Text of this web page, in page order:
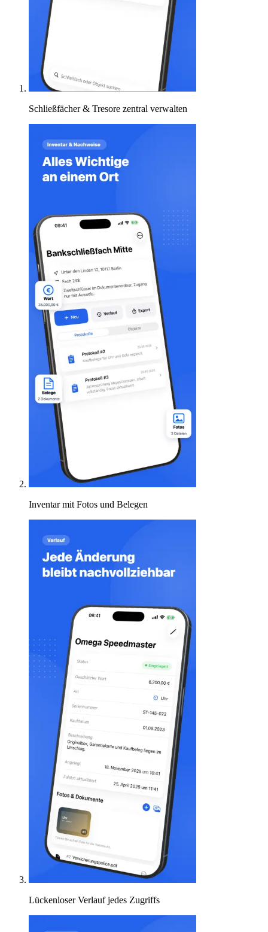
Schließfächer & Tresore zentral verwalten
Inventar mit Fotos und Belegen
Lückenloser Verlauf jedes Zugriffs